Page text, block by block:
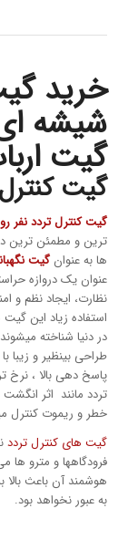
خرید
شیشه
گیت
گیت
گیت کنترل تردد نفر رو
ترین و مطمئن ترین
ها به عنوان گیت
عنوان یک دروازه
نظارت، ایجاد نظم و
استفاده زیاد این
در دنیا شناخته
طراحی بینظیر و
پاسخ دهی بالا ، نرخ
تردد مانند اثر
خطر و ریموت کنترل
گیت های کنترل تردد
فرودگاهها و مترو
هوشمند آن باعث
به عبور نخواهد بود.